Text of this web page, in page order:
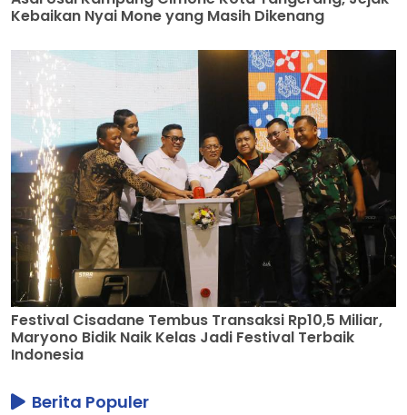
Kebaikan Nyai Mone yang Masih Dikenang
Festival Cisadane Tembus Transaksi Rp10,5 Miliar,
Maryono Bidik Naik Kelas Jadi Festival Terbaik
Indonesia
Berita Populer